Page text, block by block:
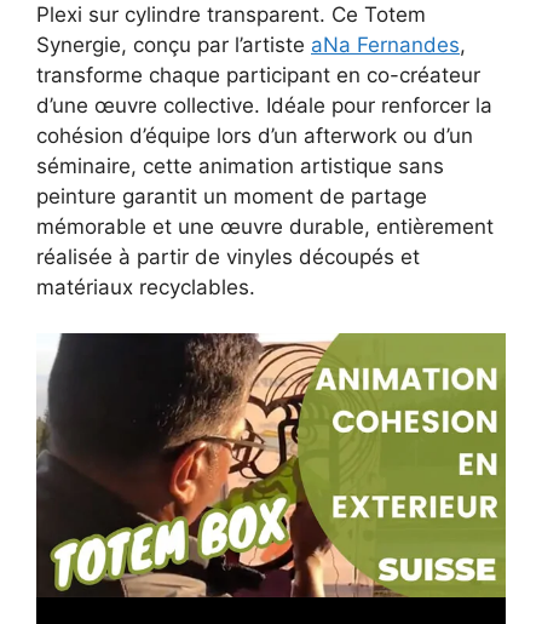
Plexi sur cylindre transparent. Ce Totem
Synergie, conçu par l’artiste aNa Fernandes,
transforme chaque participant en co-créateur
d’une œuvre collective. Idéale pour renforcer la
cohésion d’équipe lors d’un afterwork ou d’un
séminaire, cette animation artistique sans
peinture garantit un moment de partage
mémorable et une œuvre durable, entièrement
réalisée à partir de vinyles découpés et
matériaux recyclables.